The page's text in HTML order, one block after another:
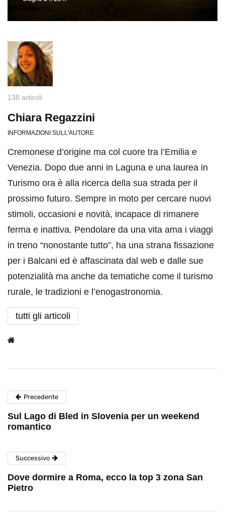
138 articoli
Chiara Regazzini
INFORMAZIONI SULL'AUTORE
Cremonese d’origine ma col cuore tra l’Emilia e
Venezia. Dopo due anni in Laguna e una laurea in
Turismo ora è alla ricerca della sua strada per il
prossimo futuro. Sempre in moto per cercare nuovi
stimoli, occasioni e novità, incapace di rimanere
ferma e inattiva. Pendolare da una vita ama i viaggi
in treno “nonostante tutto”, ha una strana fissazione
per i Balcani ed è affascinata dal web e dalle sue
potenzialità ma anche da tematiche come il turismo
rurale, le tradizioni e l’enogastronomia.
tutti gli articoli
Precedente
Sul Lago di Bled in Slovenia per un weekend
romantico
Successivo
Dove dormire a Roma, ecco la top 3 zona San
Pietro